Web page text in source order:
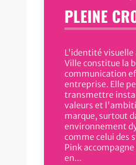
PLEINE
L'identité visuelle
Ville constitue la
communication
entreprise. Elle
transmettre
valeurs et
marque, surtout
environnement
comme celui des
Pink
en...